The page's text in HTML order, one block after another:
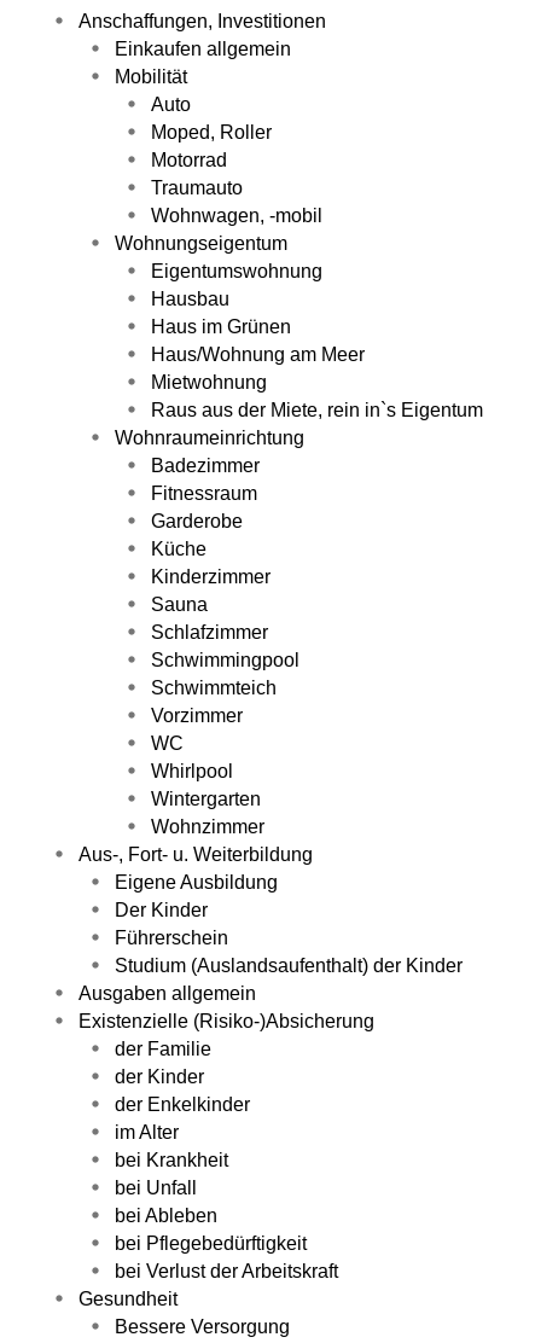
Anschaffungen, Investitionen
Einkaufen allgemein
Mobilität
Auto
Moped, Roller
Motorrad
Traumauto
Wohnwagen, -mobil
Wohnungseigentum
Eigentumswohnung
Hausbau
Haus im Grünen
Haus/Wohnung am Meer
Mietwohnung
Raus aus der Miete, rein in`s Eigentum
Wohnraumeinrichtung
Badezimmer
Fitnessraum
Garderobe
Küche
Kinderzimmer
Sauna
Schlafzimmer
Schwimmingpool
Schwimmteich
Vorzimmer
WC
Whirlpool
Wintergarten
Wohnzimmer
Aus-, Fort- u. Weiterbildung
Eigene Ausbildung
Der Kinder
Führerschein
Studium (Auslandsaufenthalt) der Kinder
Ausgaben allgemein
Existenzielle (Risiko-)Absicherung
der Familie
der Kinder
der Enkelkinder
im Alter
bei Krankheit
bei Unfall
bei Ableben
bei Pflegebedürftigkeit
bei Verlust der Arbeitskraft
Gesundheit
Bessere Versorgung